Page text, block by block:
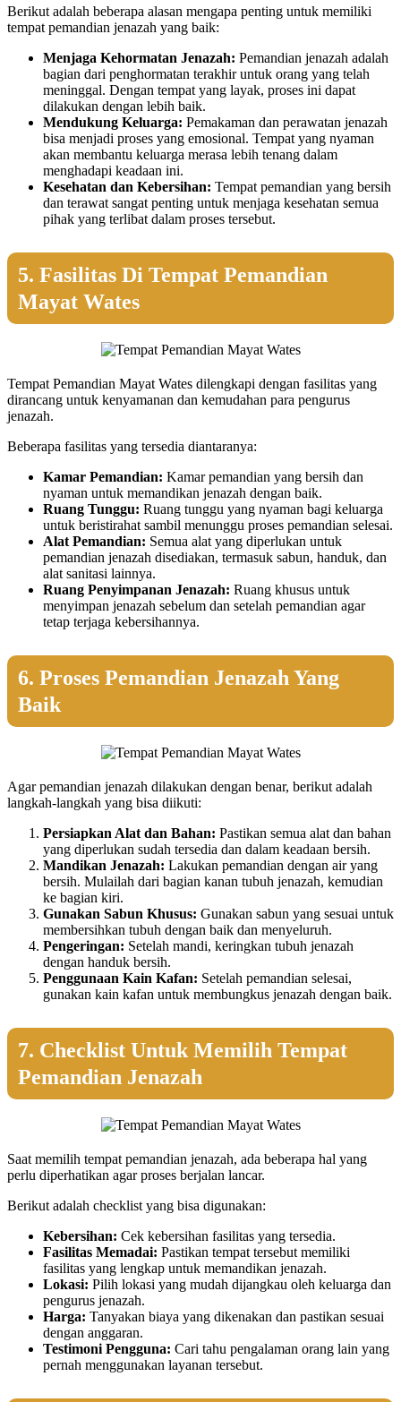
Berikut adalah beberapa alasan mengapa penting untuk memiliki
tempat pemandian jenazah yang baik:
Menjaga Kehormatan Jenazah: Pemandian jenazah adalah
bagian dari penghormatan terakhir untuk orang yang telah
meninggal. Dengan tempat yang layak, proses ini dapat
dilakukan dengan lebih baik.
Mendukung Keluarga: Pemakaman dan perawatan jenazah
bisa menjadi proses yang emosional. Tempat yang nyaman
akan membantu keluarga merasa lebih tenang dalam
menghadapi keadaan ini.
Kesehatan dan Kebersihan: Tempat pemandian yang bersih
dan terawat sangat penting untuk menjaga kesehatan semua
pihak yang terlibat dalam proses tersebut.
5. Fasilitas Di Tempat Pemandian
Mayat Wates
Tempat Pemandian Mayat Wates dilengkapi dengan fasilitas yang
dirancang untuk kenyamanan dan kemudahan para pengurus
jenazah.
Beberapa fasilitas yang tersedia diantaranya:
Kamar Pemandian: Kamar pemandian yang bersih dan
nyaman untuk memandikan jenazah dengan baik.
Ruang Tunggu: Ruang tunggu yang nyaman bagi keluarga
untuk beristirahat sambil menunggu proses pemandian selesai.
Alat Pemandian: Semua alat yang diperlukan untuk
pemandian jenazah disediakan, termasuk sabun, handuk, dan
alat sanitasi lainnya.
Ruang Penyimpanan Jenazah: Ruang khusus untuk
menyimpan jenazah sebelum dan setelah pemandian agar
tetap terjaga kebersihannya.
6. Proses Pemandian Jenazah Yang
Baik
Agar pemandian jenazah dilakukan dengan benar, berikut adalah
langkah-langkah yang bisa diikuti:
Persiapkan Alat dan Bahan: Pastikan semua alat dan bahan
yang diperlukan sudah tersedia dan dalam keadaan bersih.
Mandikan Jenazah: Lakukan pemandian dengan air yang
bersih. Mulailah dari bagian kanan tubuh jenazah, kemudian
ke bagian kiri.
Gunakan Sabun Khusus: Gunakan sabun yang sesuai untuk
membersihkan tubuh dengan baik dan menyeluruh.
Pengeringan: Setelah mandi, keringkan tubuh jenazah
dengan handuk bersih.
Penggunaan Kain Kafan: Setelah pemandian selesai,
gunakan kain kafan untuk membungkus jenazah dengan baik.
7. Checklist Untuk Memilih Tempat
Pemandian Jenazah
Saat memilih tempat pemandian jenazah, ada beberapa hal yang
perlu diperhatikan agar proses berjalan lancar.
Berikut adalah checklist yang bisa digunakan:
Kebersihan: Cek kebersihan fasilitas yang tersedia.
Fasilitas Memadai: Pastikan tempat tersebut memiliki
fasilitas yang lengkap untuk memandikan jenazah.
Lokasi: Pilih lokasi yang mudah dijangkau oleh keluarga dan
pengurus jenazah.
Harga: Tanyakan biaya yang dikenakan dan pastikan sesuai
dengan anggaran.
Testimoni Pengguna: Cari tahu pengalaman orang lain yang
pernah menggunakan layanan tersebut.